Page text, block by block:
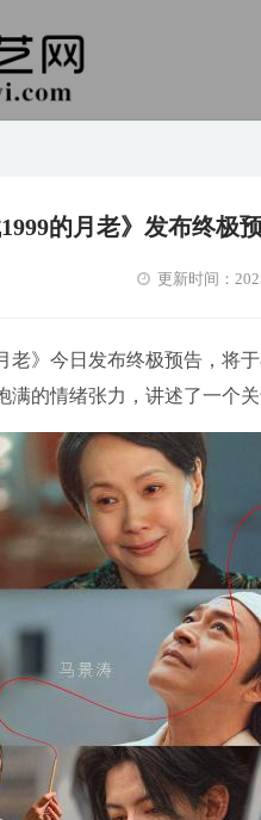
1999的月老》发布终极
更新时间：
老》今日发布终极预告，将
的情绪张力，讲述了一个